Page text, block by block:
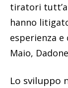
tiratori
hanno
esperienza e
Maio,
Lo sviluppo